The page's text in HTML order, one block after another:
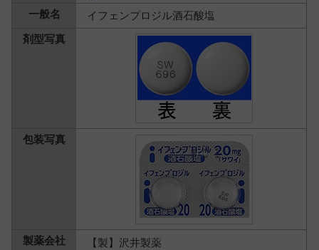
イフェンプロジル酒石酸塩
【製】沢井製薬